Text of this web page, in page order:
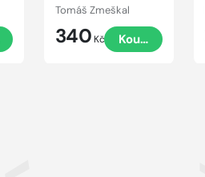
Tomáš Zmeškal
340 Kč Koupit